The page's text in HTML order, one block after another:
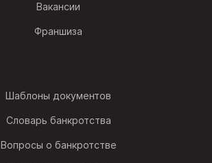
Вакансии
Франшиза
Шаблоны документов
Словарь банкротства
Вопросы о банкротстве